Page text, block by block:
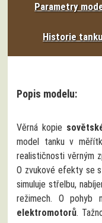
Parametry
Historie
Popis modelu:
Věrná kopie
model tanku v
realističnosti věrným
O zvukové efekty se
simuluje střelbu,
režimech. O pohyb
elektromotorů.